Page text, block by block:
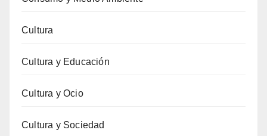
Cultura
Cultura y Educación
Cultura y Ocio
Cultura y Sociedad